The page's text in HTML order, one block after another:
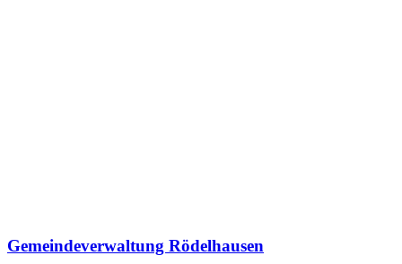
Gemeindeverwaltung Rödelhausen